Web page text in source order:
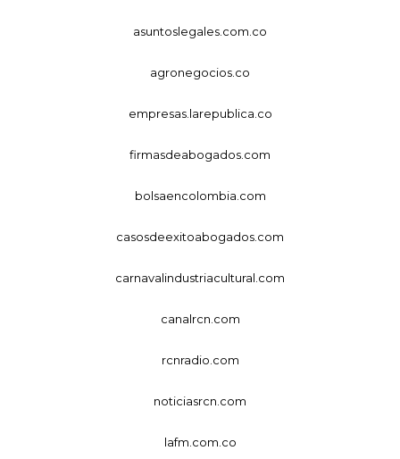
asuntoslegales.com.co
agronegocios.co
empresas.larepublica.co
firmasdeabogados.com
bolsaencolombia.com
casosdeexitoabogados.com
carnavalindustriacultural.com
canalrcn.com
rcnradio.com
noticiasrcn.com
lafm.com.co